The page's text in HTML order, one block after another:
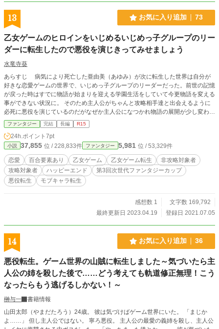
13 お気に入り追加 73
乙女ゲームのヒロインをいじめるいじめっ子グループのリー
ダーに転生したので悪役を演じきってみせましょう
水竜寺葵
あらすじ 病気により死亡した亜由美（あゆみ）が次に転生した世界は自分が
好きな恋愛ゲームの世界で、いじめっ子グループのリーダーだった。前世の記憶
が戻った時はすでに物語が始まりを迎える学園生活をしていて今更物語を変える
事ができない状況に。 そのため主人公がちゃんと攻略相手達と出会えるように
必死に悪役を演じているのだがなぜか主人公になつかれ物語の展開が少し変わっ
てしまう。さらにはいじめっ子達を毛嫌いするはずの攻略相手達や主人公達と敵
対する非攻略相手達にまで好かれてしまった。彼女の人生はそこから少しずつ変
わっていってしまう。 亜由美心の声「主人公をいじめる悪役令嬢に付き従うい
じめっ子グループのリーダーで直ぐにやられるだけのモブキャラのはずで
は！？」 毎週月曜午前３時更新です。 ※注意※ この物語はいじめっ子グループ
のリーダーとなったモブキャラ転生の主人公のお話です。序盤にはいじめのシー
ンが出てきます苦手な方はご注意下さい。
ファンタジー 完結 長編 R15
24h.ポイント 7pt
小説 37,855 位 / 228,833件 ファンタジー 5,981 位 / 53,329件
恋愛 百合要素あり 乙女ゲーム 乙女ゲーム転生
非攻略対象者
攻略対象者
ハッピーエンド
第3回次世代ファンタジーカップ
悪役転生
モブキャラ転生
感想数 1
文字数 169,792
最終更新日 2023.04.19
登録日 2021.07.05
14 お気に入り追加 36
悪役転生。ゲーム世界の山賊に転生しました～気づいたら主
人公の姉を殺した後で……どう考えても軌道修正無理！こう
なったらもう逃げるしかない！～
榊与一
書籍情報
山田太郎（やまだたろう）24歳。 彼は気づけばゲーム世界にいた。 「まじか
よ……」 但し主人公ではない。 寧ろ悪役。 主人公の最愛の義姉を殺し、主人公